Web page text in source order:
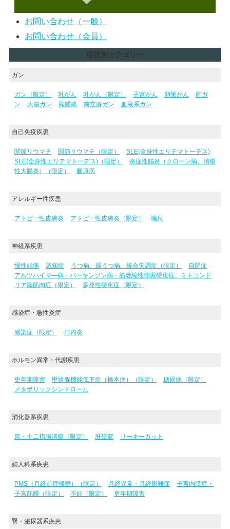
お問い合わせ（一般）
お問い合わせ（会員）
症状別カテゴリー
ガン
ガン（限定） 乳がん 乳がん（限定） 子宮がん 卵巣がん
肺ガ
ン
大腸ガン 脳腫瘍 前立腺ガン 血液系ガン
自己免疫疾患
関節リウマチ 関節リウマチ（限定）
SLE(全身性エリテマトーデス)
SLE(全身性エリテマトーデス)（限定）
炎症性腸炎（クローン病、潰瘍
性大腸炎）（限定）
膠原病
アレルギー性疾患
アトピー性皮膚炎 アトピー性皮膚炎（限定） 喘息
神経系疾患
慢性頭痛 認知症 うつ病、躁うつ病、統合失調症（限定）
自閉症
アルツハイマ―病・パーキンソン病・筋萎縮性側索硬化症、ミトコンド
リア脳筋肉症（限定）
多発性硬化症（限定）
感染症・急性炎症
感染症（限定） 口内炎
ホルモン異常・代謝疾患
更年期障害 甲状腺機能低下症（橋本病）（限定）
糖尿病（限定）
メタボリックシンドローム
消化器系疾患
胃・十二指腸潰瘍（限定） 肝硬変 リーキーガット
婦人科系疾患
PMS（月経前症候群）（限定） 月経異常・月経困難症
子宮内膜症・
子宮筋腫（限定）
不妊（限定） 更年期障害
腎・泌尿器系疾患